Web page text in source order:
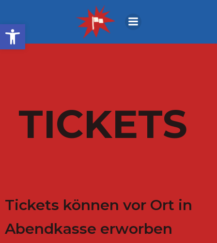
Open toolbar
Inhalt
springen
TICKETS
Tickets können vor Ort in
Abendkasse erworben